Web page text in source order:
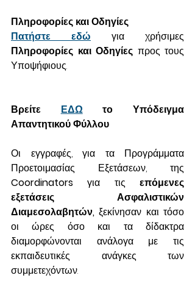
Πληροφορίες και Οδηγίες
Πατήστε εδώ
Πληροφορίες και Οδηγίες προς τους
Υποψήφιους.
Βρείτε ΕΔΩ
το Υπόδειγμα
Απαντητικού Φύλλου
Οι εγγραφές, για τα Προγράμματα
Coordinators για τις επόμενες
εξετάσεις Ασφαλιστικών
Διαμεσολαβητών, ξεκίνησαν και τόσο
οι ώρες όσο και τα δίδακτρα
διαμορφώνονται ανάλογα με τις
εκπαιδευτικές ανάγκες των
συμμετεχόντων.